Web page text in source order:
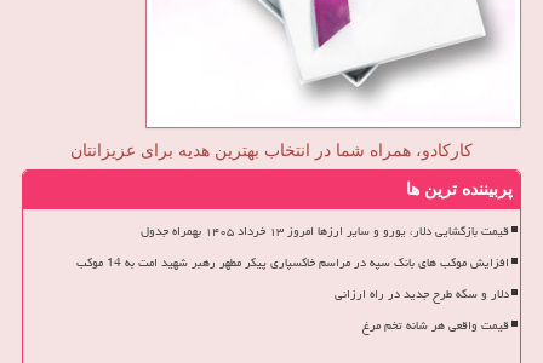
کارکادو، همراه شما در انتخاب بهترین هدیه برای عزیزانتان
پربیننده ترین ها
قیمت بازگشایی دلار، یورو و سایر ارزها امروز ۱۳ خرداد ۱۴۰۵ بهمراه جدول
افزایش موکب های بانک سپه در مراسم خاکسپاری پیکر مطهر رهبر شهید امت به 14 موکب
دلار و سکه طرح جدید در راه ارزانی
قیمت واقعی هر شانه تخم مرغ